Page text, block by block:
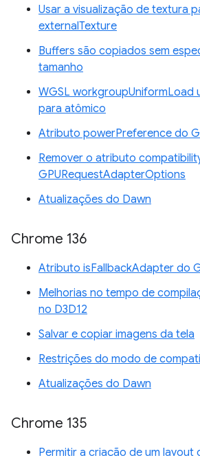
Usar a visualização de textura
externalTexture
Buffers são copiados sem
tamanho
WGSL workgroupUniformLoad
para atômico
Atributo powerPreference do
Remover o atributo
GPURequestAdapterOptions
Atualizações do Dawn
Chrome 136
Atributo isFallbackAdapter do
Melhorias no tempo de
no D3D12
Salvar e copiar imagens da tela
Restrições do modo de
Atualizações do Dawn
Chrome 135
Permitir a criação de um layout